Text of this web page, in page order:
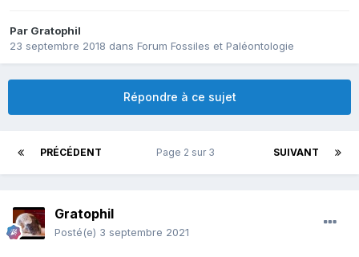
Par Gratophil
23 septembre 2018 dans Forum Fossiles et Paléontologie
Répondre à ce sujet
PRÉCÉDENT SUIVANT
Page 2 sur 3
Gratophil
Posté(e) 3 septembre 2021